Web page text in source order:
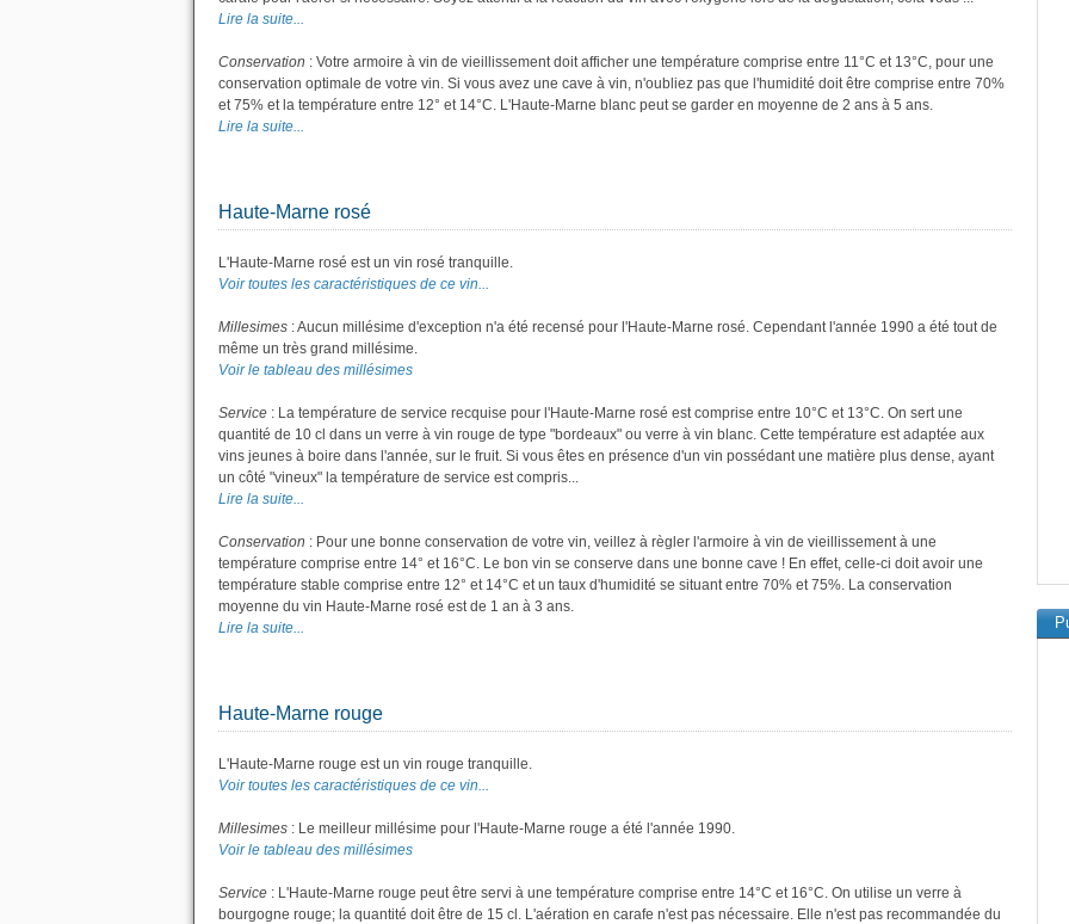
Lire la suite...
Conservation : Votre armoire à vin de vieillissement doit afficher une température comprise entre 11°C et 13°C, pour une
conservation optimale de votre vin. Si vous avez une cave à vin, n'oubliez pas que l'humidité doit être comprise entre 70%
et 75% et la température entre 12° et 14°C. L'Haute-Marne blanc peut se garder en moyenne de 2 ans à 5 ans.
Lire la suite...
Haute-Marne rosé
L'Haute-Marne rosé est un vin rosé tranquille.
Voir toutes les caractéristiques de ce vin...
Millesimes : Aucun millésime d'exception n'a été recensé pour l'Haute-Marne rosé. Cependant l'année 1990 a été tout de
même un très grand millésime.
Voir le tableau des millésimes
Service : La température de service recquise pour l'Haute-Marne rosé est comprise entre 10°C et 13°C. On sert une
quantité de 10 cl dans un verre à vin rouge de type "bordeaux" ou verre à vin blanc. Cette température est adaptée aux
vins jeunes à boire dans l'année, sur le fruit. Si vous êtes en présence d'un vin possédant une matière plus dense, ayant
un côté "vineux" la température de service est compris...
Lire la suite...
Conservation : Pour une bonne conservation de votre vin, veillez à règler l'armoire à vin de vieillissement à une
température comprise entre 14° et 16°C. Le bon vin se conserve dans une bonne cave ! En effet, celle-ci doit avoir une
température stable comprise entre 12° et 14°C et un taux d'humidité se situant entre 70% et 75%. La conservation
moyenne du vin Haute-Marne rosé est de 1 an à 3 ans.
Lire la suite...
Haute-Marne rouge
L'Haute-Marne rouge est un vin rouge tranquille.
Voir toutes les caractéristiques de ce vin...
Millesimes : Le meilleur millésime pour l'Haute-Marne rouge a été l'année 1990.
Voir le tableau des millésimes
Service : L'Haute-Marne rouge peut être servi à une température comprise entre 14°C et 16°C. On utilise un verre à
bourgogne rouge; la quantité doit être de 15 cl. L'aération en carafe n'est pas nécessaire. Elle n'est pas recommandée du